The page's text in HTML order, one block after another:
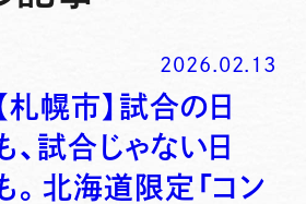
2026.02.13
【札幌市】試合の日
、試合じゃない日
。北海道限定「コン